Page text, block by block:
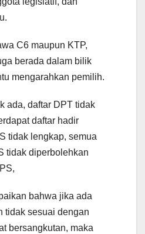
C6 maupun KTP,
berada dalam bilik
mengarahkan pemilih.
ada, daftar DPT tidak
daftar hadir
tidak lengkap, semua
tidak diperbolehkan
bahwa jika ada
tidak sesuai dengan
bersangkutan, maka